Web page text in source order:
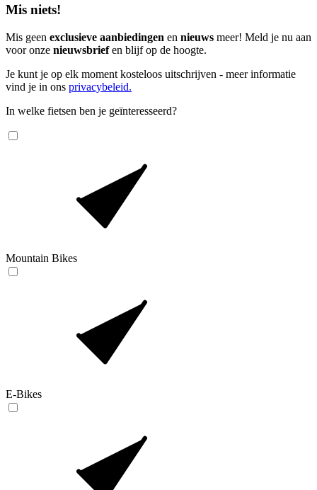
Mis niets!
Mis geen exclusieve aanbiedingen en nieuws meer! Meld je nu aan
voor onze nieuwsbriefen blijf op de hoogte.
Je kunt je op elk moment kosteloos uitschrijven - meer informatie
vind je in ons privacybeleid.
In welke fietsen ben je geïnteresseerd?
Mountain Bikes
E-Bikes